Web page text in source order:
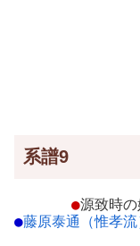
系譜9
●源致時の
●藤原泰通（惟孝流